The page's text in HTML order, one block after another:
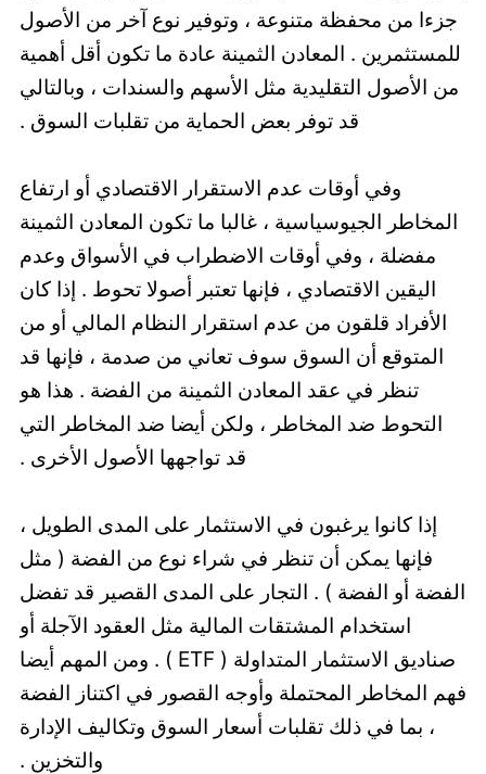
جزءا من محفظة متنوعة ، وتوفير نوع آخر من الأصول
للمستثمرين . المعادن الثمينة عادة ما تكون أقل أهمية
من الأصول التقليدية مثل الأسهم والسندات ، وبالتالي
قد توفر بعض الحماية من تقلبات السوق .
وفي أوقات عدم الاستقرار الاقتصادي أو ارتفاع
المخاطر الجيوسياسية ، غالبا ما تكون المعادن الثمينة
مفضلة ، وفي أوقات الاضطراب في الأسواق وعدم
اليقين الاقتصادي ، فإنها تعتبر أصولا تحوط . إذا كان
الأفراد قلقون من عدم استقرار النظام المالي أو من
المتوقع أن السوق سوف تعاني من صدمة ، فإنها قد
تنظر في عقد المعادن الثمينة من الفضة . هذا هو
التحوط ضد المخاطر ، ولكن أيضا ضد المخاطر التي
قد تواجهها الأصول الأخرى .
إذا كانوا يرغبون في الاستثمار على المدى الطويل ،
فإنها يمكن أن تنظر في شراء نوع من الفضة ( مثل
الفضة أو الفضة ) . التجار على المدى القصير قد تفضل
استخدام المشتقات المالية مثل العقود الآجلة أو
صناديق الاستثمار المتداولة ( ETF ) . ومن المهم أيضا
فهم المخاطر المحتملة وأوجه القصور في اكتناز الفضة
، بما في ذلك تقلبات أسعار السوق وتكاليف الإدارة
والتخزين .